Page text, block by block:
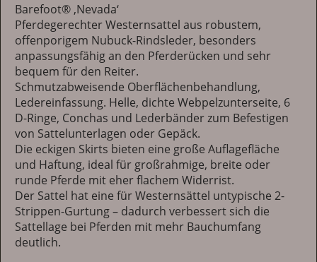
Barefoot® ‚Nevada‘
Pferdegerechter Westernsattel aus robustem,
offenporigem Nubuck-Rindsleder, besonders
anpassungsfähig an den Pferderücken und sehr
bequem für den Reiter.
Schmutzabweisende Oberflächenbehandlung,
Ledereinfassung. Helle, dichte Webpelzunterseite, 6
D-Ringe, Conchas und Lederbänder zum Befestigen
von Sattelunterlagen oder Gepäck.
Die eckigen Skirts bieten eine große Auflagefläche
und Haftung, ideal für großrahmige, breite oder
runde Pferde mit eher flachem Widerrist.
Der Sattel hat eine für Westernsättel untypische 2-
Strippen-Gurtung – dadurch verbessert sich die
Sattellage bei Pferden mit mehr Bauchumfang
deutlich.